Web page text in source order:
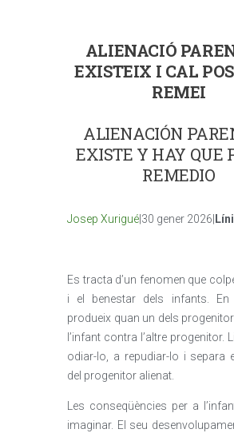
ALIENACIÓ
EXISTEIX I CAL
REMEI
ALIENACIÓN
EXISTE Y HAY QUE
REMEDIO
Josep Xurigué |30 gener 2026|
Es tracta d’un fenomen que
i el benestar dels infants. En
produeix quan un dels
l’infant contra l’altre progenitor.
odiar-lo, a repudiar-lo i separa
del progenitor alienat.
Les conseqüències per a
imaginar. El seu